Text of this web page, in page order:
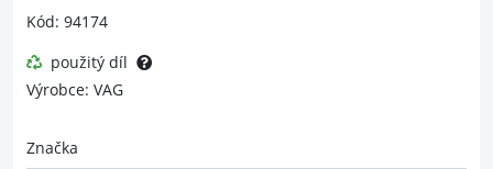
Kód: 94174
použitý díl
Výrobce: VAG
Značka